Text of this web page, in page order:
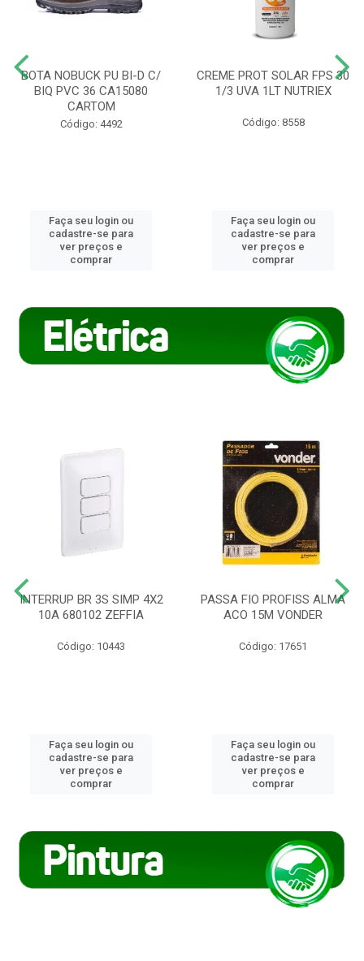
BOTA NOBUCK PU BI-D C/
BIQ PVC 36 CA15080
CARTOM
Código: 4492
Faça seu login ou
cadastre-se para
ver preços e
comprar
CREME PROT SOLAR FPS 30
1/3 UVA 1LT NUTRIEX
Código: 8558
Faça seu login ou
cadastre-se para
ver preços e
comprar
INTERRUP BR 3S SIMP 4X2
10A 680102 ZEFFIA
Código: 10443
Faça seu login ou
cadastre-se para
ver preços e
comprar
PASSA FIO PROFISS ALMA
ACO 15M VONDER
Código: 17651
Faça seu login ou
cadastre-se para
ver preços e
comprar